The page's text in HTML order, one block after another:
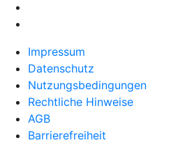
Impressum
Datenschutz
Nutzungsbedingungen
Rechtliche Hinweise
AGB
Barrierefreiheit